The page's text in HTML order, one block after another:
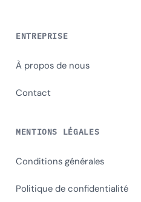
ENTREPRISE
À propos de nous
Contact
MENTIONS LÉGALES
Conditions générales
Politique de confidentialité